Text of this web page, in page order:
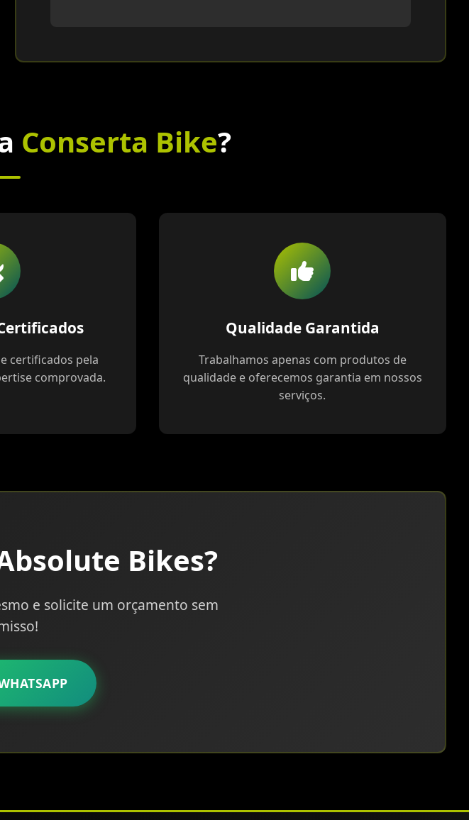
Conserta Bike?
certificados pela
comprovada.
Qualidade Garantida
Trabalhamos apenas com produtos de
qualidade e oferecemos garantia em nossos
serviços.
Bikes?
e solicite um orçamento sem